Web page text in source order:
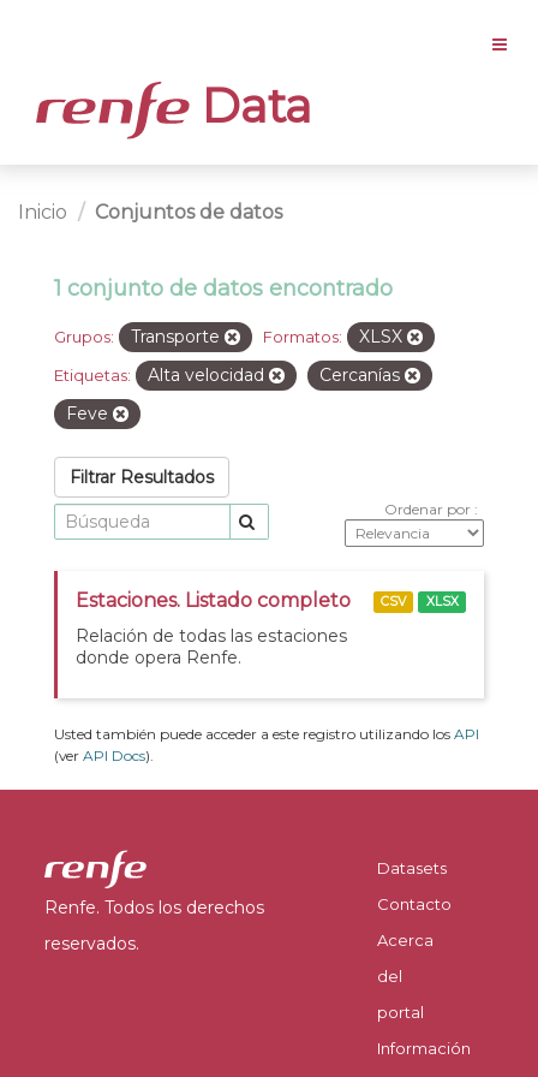
Data
Inicio Conjuntos de datos
1 conjunto de datos encontrado
Grupos: Transporte Formatos: XLSX
Etiquetas: Alta velocidad
Cercanías
Feve
Filtrar Resultados
Ordenar por
Estaciones. Listado completo
Relación de todas las estaciones
donde opera Renfe.
CSV XLSX
Usted también puede acceder a este registro utilizando los API
(ver API Docs).
Renfe. Todos los derechos
reservados.
Datasets
Contacto
Acerca
del
portal
Información